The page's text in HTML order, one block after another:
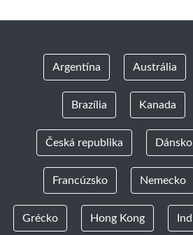
Argentína Austrália
Brazília Kanada
Česká republika Dánsko
Francúzsko Nemecko
Grécko Hong Kong